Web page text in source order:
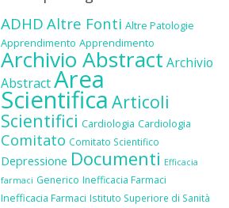
ADHD Altre Fonti Altre Patologie
Apprendimento Apprendimento
Archivio Abstract Archivio
AbstractArea
Scientifica Articoli
Scientifici Cardiologia Cardiologia
Comitato Comitato Scientifico
Depressione Documenti Efficacia
farmaci Generico Inefficacia Farmaci
Inefficacia Farmaci Istituto Superiore di Sanità